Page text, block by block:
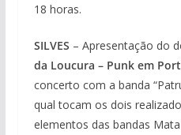
18 horas.
SILVES – Apresentação do
da Loucura – Punk em
concerto com a banda
qual tocam os dois
elementos das bandas